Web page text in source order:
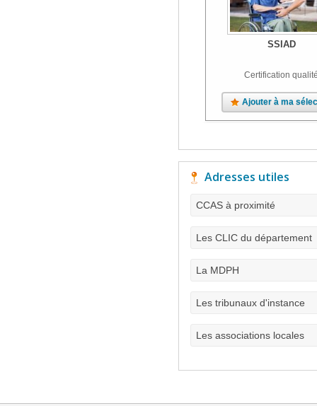
SSIAD
Certification
Ajouter à ma
Adresses utiles
CCAS à proximité
Les CLIC du département
La MDPH
Les tribunaux d'instance
Les associations locales